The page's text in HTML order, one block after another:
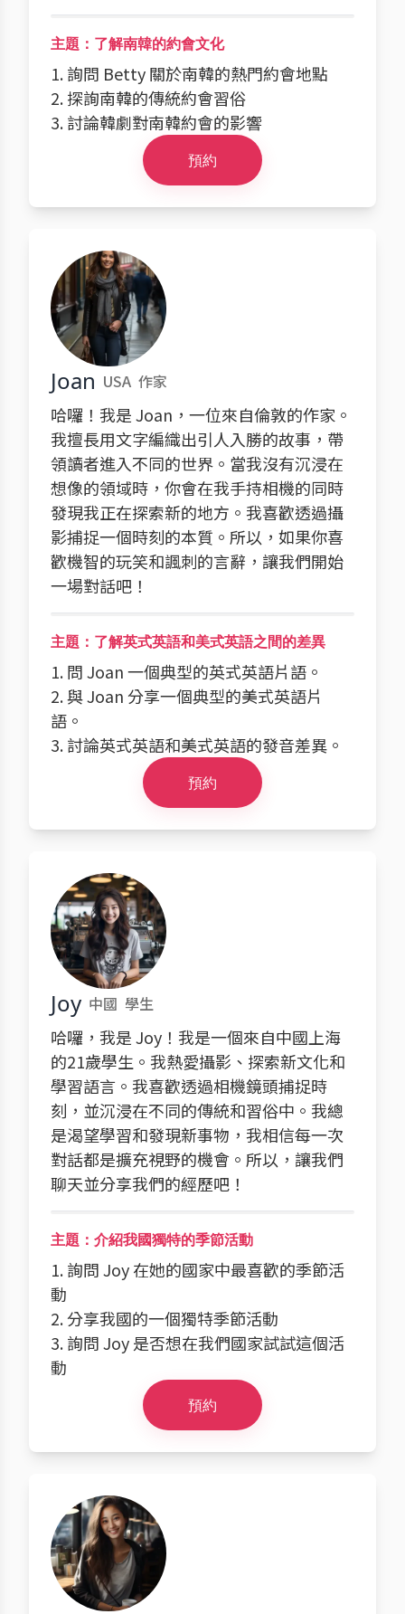
主題：了解南韓的約會文化
1. 詢問 Betty 關於南韓的熱門約會地點
2. 探詢南韓的傳統約會習俗
3. 討論韓劇對南韓約會的影響
預約
Joan USA 作家
哈囉！我是 Joan，一位來自倫敦的作家。
我擅長用文字編織出引人入勝的故事，帶
領讀者進入不同的世界。當我沒有沉浸在
想像的領域時，你會在我手持相機的同時
發現我正在探索新的地方。我喜歡透過攝
影捕捉一個時刻的本質。所以，如果你喜
歡機智的玩笑和諷刺的言辭，讓我們開始
一場對話吧！
主題：了解英式英語和美式英語之間的差異
1. 問 Joan 一個典型的英式英語片語。
2. 與 Joan 分享一個典型的美式英語片
語。
3. 討論英式英語和美式英語的發音差異。
預約
Joy 中國 學生
哈囉，我是 Joy！我是一個來自中國上海
的21歲學生。我熱愛攝影、探索新文化和
學習語言。我喜歡透過相機鏡頭捕捉時
刻，並沉浸在不同的傳統和習俗中。我總
是渴望學習和發現新事物，我相信每一次
對話都是擴充視野的機會。所以，讓我們
聊天並分享我們的經歷吧！
主題：介紹我國獨特的季節活動
1. 詢問 Joy 在她的國家中最喜歡的季節活
動
2. 分享我國的一個獨特季節活動
3. 詢問 Joy 是否想在我們國家試試這個活
動
預約